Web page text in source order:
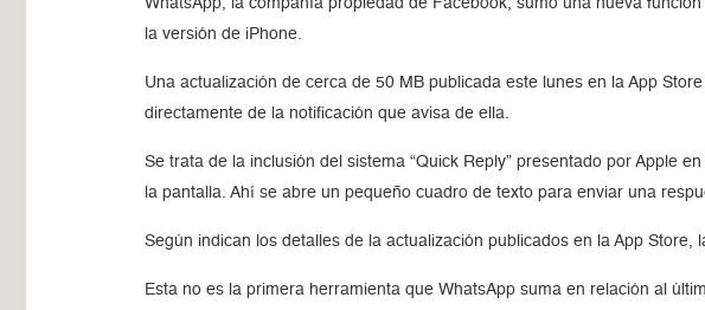
la versión de iPhone.
Una actualización de cerca de 50 MB publicada este lunes en la App
directamente de la notificación que avisa de ella.
Se trata de la inclusión del sistema “Quick Reply” presentado por Apple
la pantalla. Ahí se abre un pequeño cuadro de texto para enviar una
Según indican los detalles de la actualización publicados en la App Store,
Esta no es la primera herramienta que WhatsApp suma en relación al